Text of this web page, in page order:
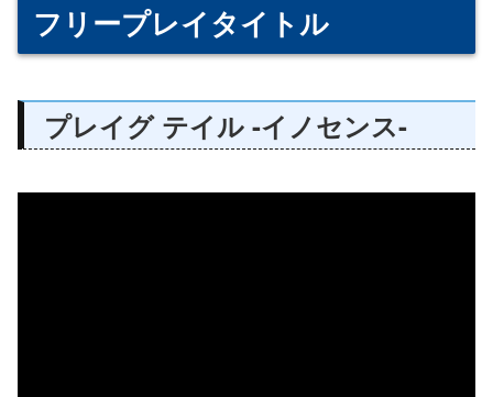
フリープレイタイトル
プレイグ テイル -イノセンス-